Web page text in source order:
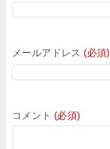
メールアドレス (必須)
コメント (必須)